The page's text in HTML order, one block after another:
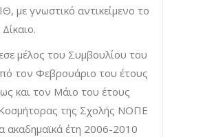
με γνωστικό αντικείμενο το
μέλος του Συμβουλίου του
τον Φεβρουάριο του έτους
και τον Μάιο του έτους
της Σχολής ΝΟΠΕ
ακαδημαϊκά έτη 2006-2010